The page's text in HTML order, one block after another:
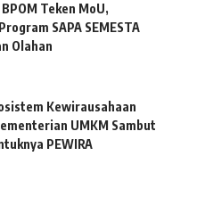
Teken MoU,
SAPA SEMESTA
Olahan
Kewirausahaan
UMKM Sambut
PEWIRA